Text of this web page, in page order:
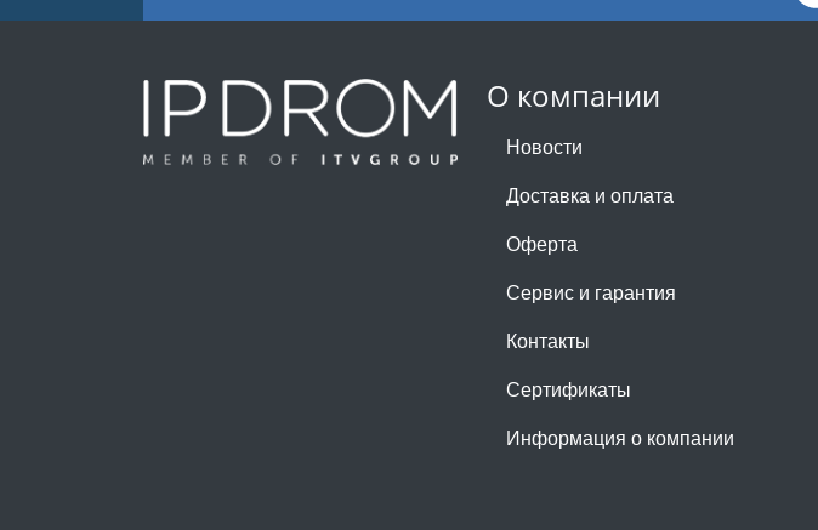
О компании
Новости
Доставка и оплата
Оферта
Сервис и гарантия
Контакты
Сертификаты
Информация о компании